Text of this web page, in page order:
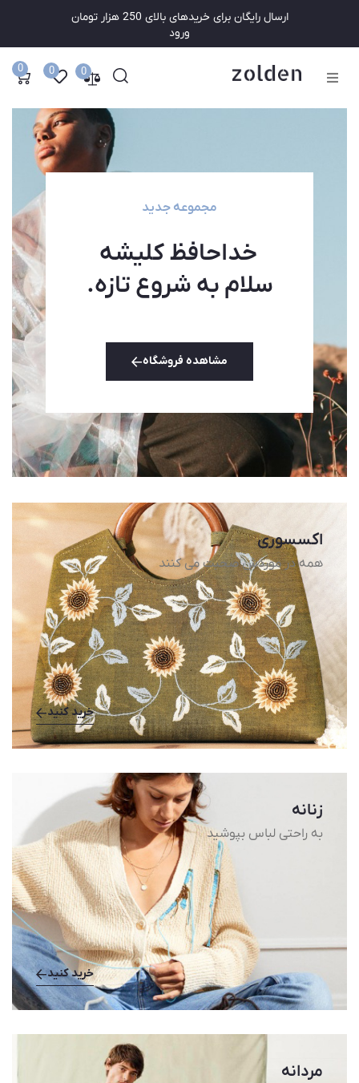
ارسال رایگان برای خریدهای بالای 250 هزار تومان
ورود
0
0
0
مجموعه جدید
خداحافظ کلیشه
سلام به شروع تازه.
مشاهده فروشگاه
اکسسوری
همه در موردش صحبت می کنند
خرید کنید
زنانه
به راحتی لباس بپوشید
خرید کنید
مردانه